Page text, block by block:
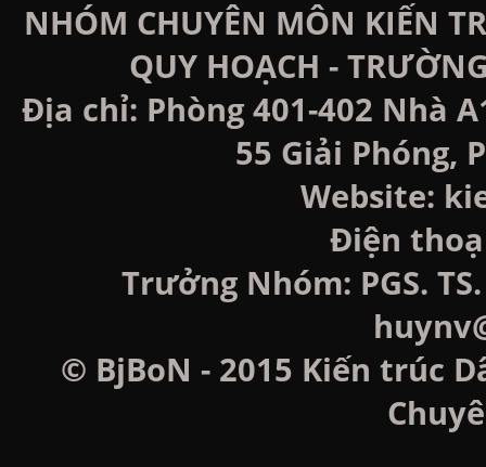
NHÓM CHUYÊN MÔN KIẾN
QUY HOẠCH -
Địa chỉ: Phòng 401-402 Nhà
55 Giải Phóng,
Website:
Điện
Trưởng Nhóm: PGS.
© BjBoN - 2015 Kiến trúc